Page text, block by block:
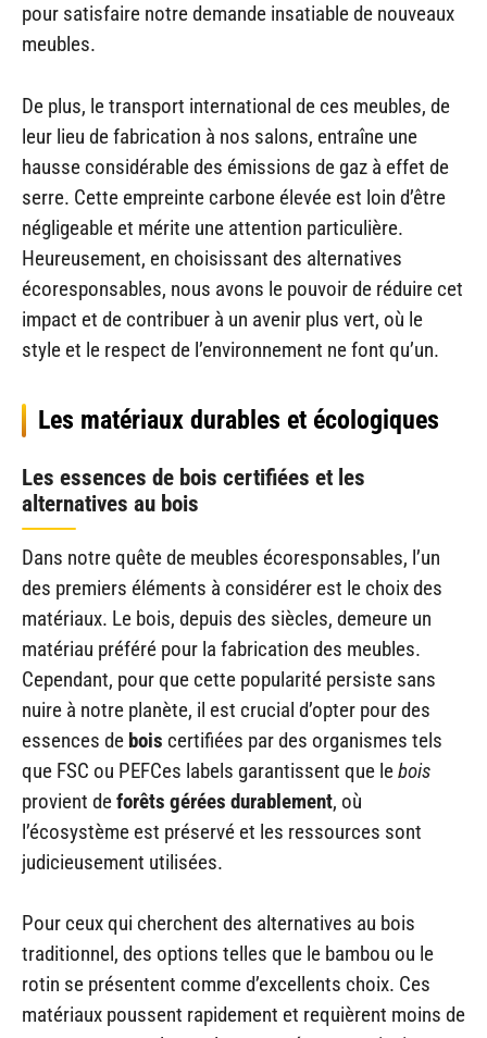
pour satisfaire notre demande insatiable de nouveaux
meubles.
De plus, le transport international de ces meubles, de
leur lieu de fabrication à nos salons, entraîne une
hausse considérable des émissions de gaz à effet de
serre. Cette empreinte carbone élevée est loin d’être
négligeable et mérite une attention particulière.
Heureusement, en choisissant des alternatives
écoresponsables, nous avons le pouvoir de réduire cet
impact et de contribuer à un avenir plus vert, où le
style et le respect de l’environnement ne font qu’un.
Les matériaux durables et écologiques
Les essences de bois certifiées et les
alternatives au bois
Dans notre quête de meubles écoresponsables, l’un
des premiers éléments à considérer est le choix des
matériaux. Le bois, depuis des siècles, demeure un
matériau préféré pour la fabrication des meubles.
Cependant, pour que cette popularité persiste sans
nuire à notre planète, il est crucial d’opter pour des
essences de bois certifiées par des organismes tels
que FSC ou PEFCes labels garantissent que lebois
provient deforêts gérées durablement, où
l’écosystème est préservé et les ressources sont
judicieusement utilisées.
Pour ceux qui cherchent des alternatives au bois
traditionnel, des options telles que le bambou ou le
rotin se présentent comme d’excellents choix. Ces
matériaux poussent rapidement et requièrent moins de